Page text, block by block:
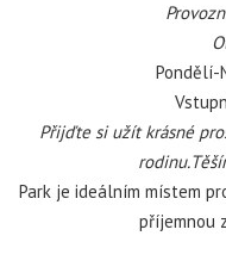
Pondělí-
Přijďte si užít krásné
Park je ideálním místem
příjemnou